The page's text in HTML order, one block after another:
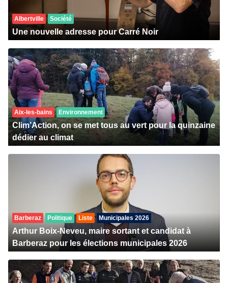
Albertville Société
Une nouvelle adresse pour Carré Noir
Aix-les-bains Environnement
Clim’Action, on se met tous au vert pour la quinzaine
dédier au climat
Barberaz Politique Liste Municipales 2026
Arthur Boix-Neveu, maire sortant et candidat à
Barberaz pour les élections municipales 2026